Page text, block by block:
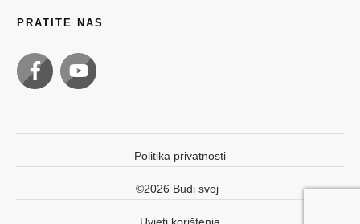
PRATITE NAS
Politika privatnosti
©2026 Budi svoj